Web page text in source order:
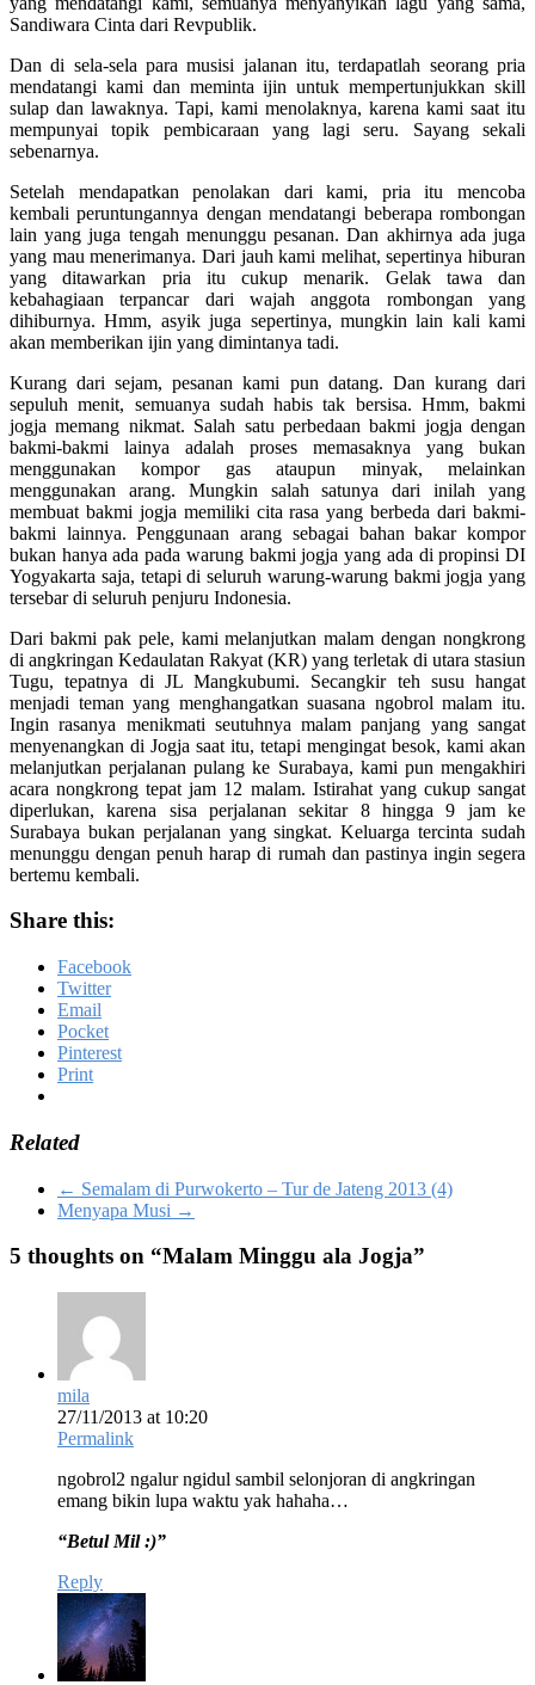
Sandiwara Cinta dari Revpublik.
Dan di sela-sela para musisi jalanan itu, terdapatlah seorang pria
mendatangi kami dan meminta ijin untuk mempertunjukkan skill
sulap dan lawaknya. Tapi, kami menolaknya, karena kami saat itu
mempunyai topik pembicaraan yang lagi seru. Sayang sekali
sebenarnya.
Setelah mendapatkan penolakan dari kami, pria itu mencoba
kembali peruntungannya dengan mendatangi beberapa rombongan
lain yang juga tengah menunggu pesanan. Dan akhirnya ada juga
yang mau menerimanya. Dari jauh kami melihat, sepertinya hiburan
yang ditawarkan pria itu cukup menarik. Gelak tawa dan
kebahagiaan terpancar dari wajah anggota rombongan yang
dihiburnya. Hmm, asyik juga sepertinya, mungkin lain kali kami
akan memberikan ijin yang dimintanya tadi.
Kurang dari sejam, pesanan kami pun datang. Dan kurang dari
sepuluh menit, semuanya sudah habis tak bersisa. Hmm, bakmi
jogja memang nikmat. Salah satu perbedaan bakmi jogja dengan
bakmi-bakmi lainya adalah proses memasaknya yang bukan
menggunakan kompor gas ataupun minyak, melainkan
menggunakan arang. Mungkin salah satunya dari inilah yang
membuat bakmi jogja memiliki cita rasa yang berbeda dari bakmi-
bakmi lainnya. Penggunaan arang sebagai bahan bakar kompor
bukan hanya ada pada warung bakmi jogja yang ada di propinsi DI
Yogyakarta saja, tetapi di seluruh warung-warung bakmi jogja yang
tersebar di seluruh penjuru Indonesia.
Dari bakmi pak pele, kami melanjutkan malam dengan nongkrong
di angkringan Kedaulatan Rakyat (KR) yang terletak di utara stasiun
Tugu, tepatnya di JL Mangkubumi. Secangkir teh susu hangat
menjadi teman yang menghangatkan suasana ngobrol malam itu.
Ingin rasanya menikmati seutuhnya malam panjang yang sangat
menyenangkan di Jogja saat itu, tetapi mengingat besok, kami akan
melanjutkan perjalanan pulang ke Surabaya, kami pun mengakhiri
acara nongkrong tepat jam 12 malam. Istirahat yang cukup sangat
diperlukan, karena sisa perjalanan sekitar 8 hingga 9 jam ke
Surabaya bukan perjalanan yang singkat. Keluarga tercinta sudah
menunggu dengan penuh harap di rumah dan pastinya ingin segera
bertemu kembali.
Share this:
Facebook
Twitter
Email
Pocket
Pinterest
Print
Related
← Semalam di Purwokerto – Tur de Jateng 2013 (4)
Menyapa Musi →
5 thoughts on “Malam Minggu ala Jogja”
mila
27/11/2013 at 10:20
Permalink
ngobrol2 ngalur ngidul sambil selonjoran di angkringan
emang bikin lupa waktu yak hahaha…
“Betul Mil :)”
Reply